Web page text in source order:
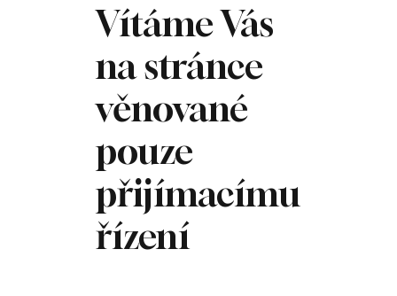
Vítáme Vás
na stránce
věnované
pouze
přijímacímu
řízení